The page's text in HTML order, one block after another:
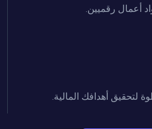
أعمال رقميين.
لتحقيق أهدافك المالية.